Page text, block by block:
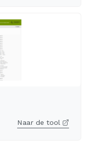
Naar de tool